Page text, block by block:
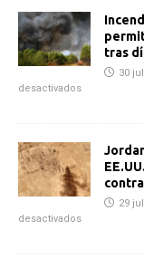
tras
30
desactivados
29
desactivados